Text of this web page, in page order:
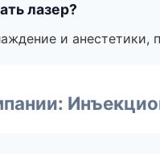
лазер?
и анестетики,